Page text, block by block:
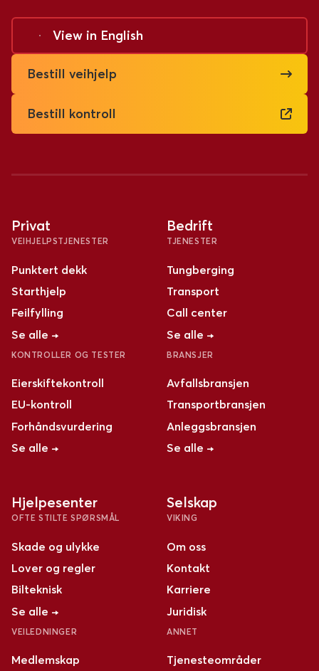
View in English
Bestill veihjelp
Bestill kontroll
Privat
VEIHJELPSTJENESTER
Punktert dekk
Starthjelp
Feilfylling
Se alle →
KONTROLLER OG TESTER
Eierskiftekontroll
EU-kontroll
Forhåndsvurdering
Se alle →
Bedrift
TJENESTER
Tungberging
Transport
Call center
Se alle →
BRANSJER
Avfallsbransjen
Transportbransjen
Anleggsbransjen
Se alle →
Hjelpesenter
OFTE STILTE SPØRSMÅL
Skade og ulykke
Lover og regler
Bilteknisk
Se alle →
VEILEDNINGER
Medlemskap
Selskap
VIKING
Om oss
Kontakt
Karriere
Juridisk
ANNET
Tjenesteområder